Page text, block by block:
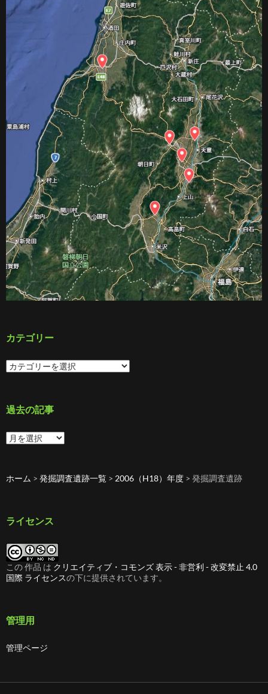
カテゴリー
カ
テ
ー
過去の記事
過
去
事
ホーム > 発掘調査遺跡一覧 > 2006（H18）年度 > 発掘調査遺跡
ライセンス
この 作品 は クリエイティブ・コモンズ 表示 - 非営利 - 改変禁止 4.0
国際 ライセンスの下に提供されています。
管理用
管理ページ